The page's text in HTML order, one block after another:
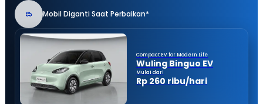
Mobil Diganti Saat Perbaikan*
Compact EV for Modern Life
Wuling Binguo EV
Mulai dari
Rp 260 ribu/hari